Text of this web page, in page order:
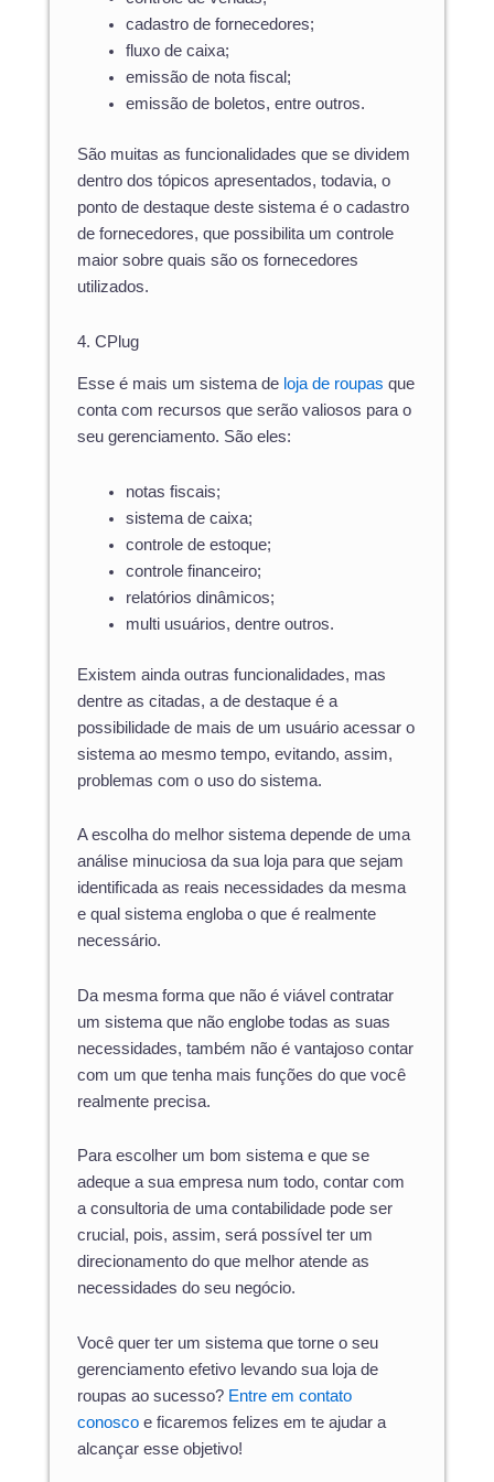
cadastro de fornecedores;
fluxo de caixa;
emissão de nota fiscal;
emissão de boletos, entre outros.
São muitas as funcionalidades que se dividem
dentro dos tópicos apresentados, todavia, o
ponto de destaque deste sistema é o cadastro
de fornecedores, que possibilita um controle
maior sobre quais são os fornecedores
utilizados.
4. CPlug
Esse é mais um sistema de loja de roupas que
conta com recursos que serão valiosos para o
seu gerenciamento. São eles:
notas fiscais;
sistema de caixa;
controle de estoque;
controle financeiro;
relatórios dinâmicos;
multi usuários, dentre outros.
Existem ainda outras funcionalidades, mas
dentre as citadas, a de destaque é a
possibilidade de mais de um usuário acessar o
sistema ao mesmo tempo, evitando, assim,
problemas com o uso do sistema.
A escolha do melhor sistema depende de uma
análise minuciosa da sua loja para que sejam
identificada as reais necessidades da mesma
e qual sistema engloba o que é realmente
necessário.
Da mesma forma que não é viável contratar
um sistema que não englobe todas as suas
necessidades, também não é vantajoso contar
com um que tenha mais funções do que você
realmente precisa.
Para escolher um bom sistema e que se
adeque a sua empresa num todo, contar com
a consultoria de uma contabilidade pode ser
crucial, pois, assim, será possível ter um
direcionamento do que melhor atende as
necessidades do seu negócio.
Você quer ter um sistema que torne o seu
gerenciamento efetivo levando sua loja de
roupas ao sucesso? Entre em contato
conosco e ficaremos felizes em te ajudar a
alcançar esse objetivo!